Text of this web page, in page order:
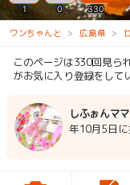
1 0 330
ワンちゃんと 広島県
このページは330回見ら
がお気に入り登録をして
しふぉんママ
年10月5日に